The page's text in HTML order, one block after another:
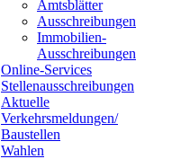
Amtsblätter
Ausschreibungen
Immobilien-
Ausschreibungen
Online-Services
Stellenausschreibungen
Aktuelle
Verkehrsmeldungen/
Baustellen
Wahlen